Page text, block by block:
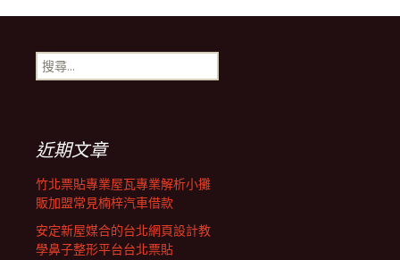
導
覽
列
搜
尋
近期文章
竹北票貼專業屋瓦專業解析小攤
販加盟常見楠梓汽車借款
安定新屋媒合的台北網頁設計教
學鼻子整形平台台北票貼